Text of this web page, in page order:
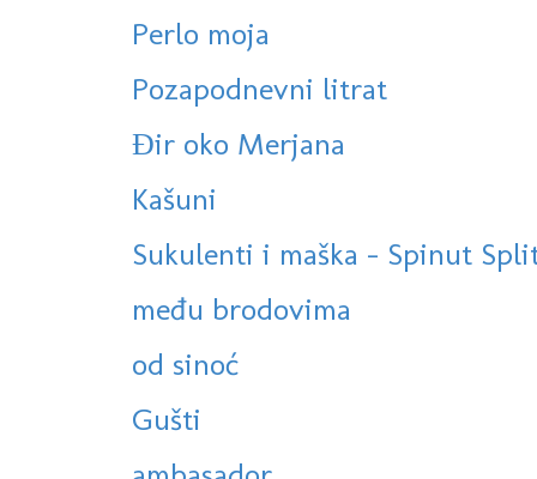
Perlo moja
Pozapodnevni litrat
Đir oko Merjana
Kašuni
Sukulenti i maška - Spinut
među brodovima
od sinoć
Gušti